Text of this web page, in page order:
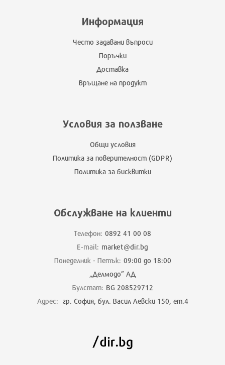
Информация
Често задавани въпроси
Поръчки
Доставка
Връщане на продукт
Условия за ползване
Общи условия
Политика за поверителност (GDPR)
Политика за бисквитки
Обслужване на клиенти
Телефон: 0892 41 00 08
E-mail: market@dir.bg
Понеделник - Петък: 09:00 до 18:00
„Делмодо” АД
Булстат: BG 208529712
Адрес: гр. София, бул. Васил Левски 150, ет.4